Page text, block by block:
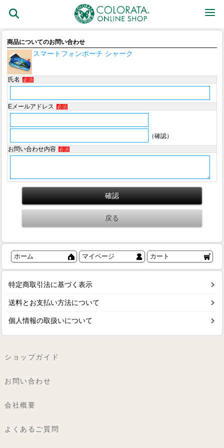
商品についてのお問い合わせ
スマートフォンポーチ シャーク
氏名 必須
Eメールアドレス 必須
（確認）
お問い合わせ内容 必須
ホーム マイページ カート
特定商取引法に基づく表示
送料とお支払い方法について
個人情報の取扱いについて
ショップガイド
お問い合わせ
会社概要
よくあるご質問